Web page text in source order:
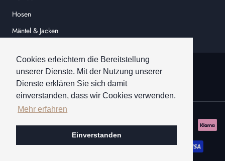
Cookies erleichtern die Bereitstellung
unserer Dienste. Mit der Nutzung unserer
Dienste erklären Sie sich damit
einverstanden, dass wir Cookies verwenden.
Mehr erfahren
Einverstanden
Hosen
Mäntel & Jacken
© HEINER SCHNEIDER